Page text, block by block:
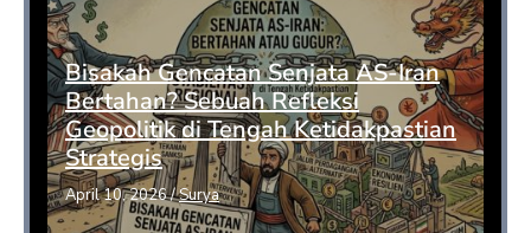
Bisakah Gencatan Senjata AS-Iran
Bertahan? Sebuah Refleksi
Geopolitik di Tengah Ketidakpastian
Strategis
April 10, 2026/Surya